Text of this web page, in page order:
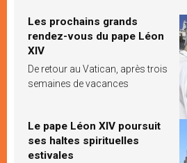
Les prochains grands
rendez-vous du pape Léon
XIV
De retour au Vatican, après trois
semaines de vacances
Le pape Léon XIV poursuit
ses haltes spirituelles
estivales